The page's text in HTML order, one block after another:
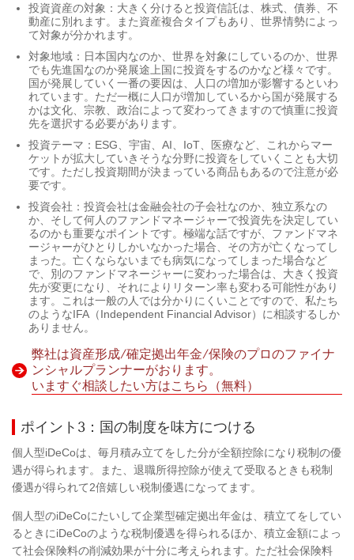
投資資産の対象：大きく分けると投資信託は、株式、債券、不
動産に別れます。また資産複合タイプもあり、世界情勢によっ
て対象が分かれます。
対象地域：日本国内なのか、世界を対象にしているのか、世界
でも先進国なのか発展途上国に投資をするのかなど様々です。
国が発展していく一番の要因は、人口の増加が影響するといわ
れています。ただ一概に人口が増加しているから国が発展する
かは文化、宗教、政治によって変わってきますので慎重に投資
先を選択する必要があります。
投資テーマ：ESG、宇宙、AI、IoT、医療など、これからマー
ケットが拡大していきそうな分野に投資をしていくことも大切
です。ただし投資期間が決まっている商品もあるので注意が必
要です。
投資会社：投資会社は金融会社の子会社なのか、独立系なの
か、そして何人のファンドマネージャーで投資先を決定してい
るのかも重要なポイントです。極端な話ですが、ファンドマネ
ージャーがひとりしかいなかった場合、その方が亡くなってし
まった。亡くならないまでも病気になってしまった場合など
で、別のファンドマネージャーに変わった場合は、大きく投資
先が変更になり、それによりリターン率も変わる可能性があり
ます。これは一般の人では分かりにくいことですので、私たち
のようなIFA（Independent Financial Advisor）に相談するしか
ありません。
弊社は資産形成/確定拠出年金/保険のプロのファイナ
ンシャルプランナーがおります。
いますぐ相談したい方はこちら（無料）
ポイント3：国の制度を味方につける
個人型iDeCoは、毎月積み立てをした分が全額控除になり税制の優
遇が得られます。また、退職所得控除が使えて受取るときも税制
優遇が得られて2倍嬉しい税制優遇になってます。
個人型のiDeCoにたいして企業型確定拠出年金は、積立てをしてい
るときにiDeCoのような税制優遇を得られるほか、積立金額によっ
て社会保険料の削減効果が十分に考えられます。ただ社会保険料